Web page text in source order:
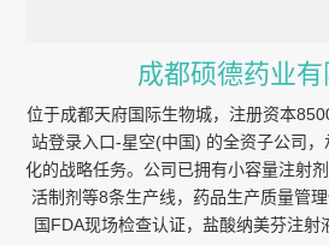
成都硕德药业有
位于成都天府国际生物城，注册资本
站登录入口-星空(中国) 的全资子公司
化的战略任务。公司已拥有小容量注射
活制剂等8条生产线，药品生产质量管
国FDA现场检查认证，盐酸纳美芬注射